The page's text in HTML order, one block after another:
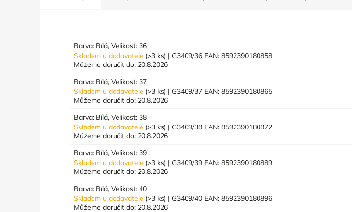
Barva: Bílá, Velikost: 36
Skladem u dodavatele (>3 ks) | G3409/36 EAN: 8592390180858
Můžeme doručit do: 20.8.2026
Barva: Bílá, Velikost: 37
Skladem u dodavatele (>3 ks) | G3409/37 EAN: 8592390180865
Můžeme doručit do: 20.8.2026
Barva: Bílá, Velikost: 38
Skladem u dodavatele (>3 ks) | G3409/38 EAN: 8592390180872
Můžeme doručit do: 20.8.2026
Barva: Bílá, Velikost: 39
Skladem u dodavatele (>3 ks) | G3409/39 EAN: 8592390180889
Můžeme doručit do: 20.8.2026
Barva: Bílá, Velikost: 40
Skladem u dodavatele (>3 ks) | G3409/40 EAN: 8592390180896
Můžeme doručit do: 20.8.2026